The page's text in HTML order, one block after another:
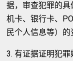
据，审查犯罪的
机卡、银行卡、
民个人信息等）的
3. 有证据证明犯